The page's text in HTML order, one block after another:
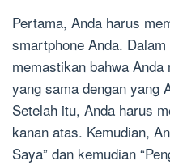
Pertama, Anda harus
smartphone Anda.
memastikan bahwa
yang sama dengan yang
Setelah itu, Anda harus
kanan atas. Kemudian,
Saya” dan kemudian